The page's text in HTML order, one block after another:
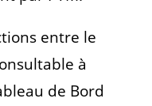
entre le
à
de Bord